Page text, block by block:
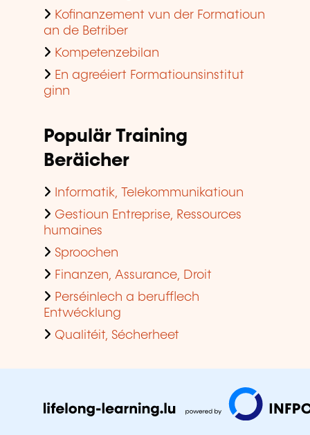
Kofinanzement vun der Formatioun
an de Betriber
Kompetenzebilan
En agreéiert Formatiounsinstitut
ginn
Populär Training
Beräicher
Informatik, Telekommunikatioun
Gestioun Entreprise, Ressources
humaines
Sproochen
Finanzen, Assurance, Droit
Perséinlech a berufflech
Entwécklung
Qualitéit, Sécherheet